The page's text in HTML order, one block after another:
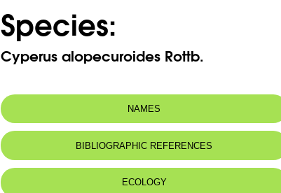
Species:
Cyperus alopecuroides Rottb.
NAMES
BIBLIOGRAPHIC REFERENCES
ECOLOGY